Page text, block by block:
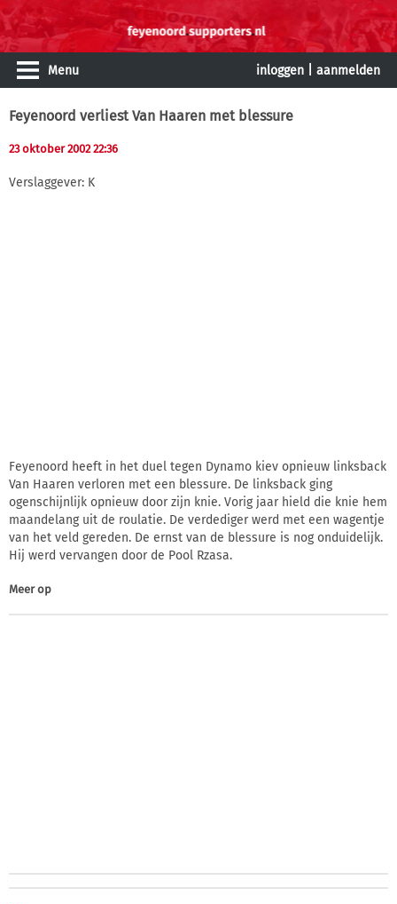
Menu inloggen aanmelden
Feyenoord verliest Van Haaren met blessure
23 oktober 2002 22:36
Verslaggever: K
Feyenoord heeft in het duel tegen Dynamo kiev opnieuw linksback
Van Haaren verloren met een blessure. De linksback ging
ogenschijnlijk opnieuw door zijn knie. Vorig jaar hield die knie hem
maandelang uit de roulatie. De verdediger werd met een wagentje
van het veld gereden. De ernst van de blessure is nog onduidelijk.
Hij werd vervangen door de Pool Rzasa.
Meer op